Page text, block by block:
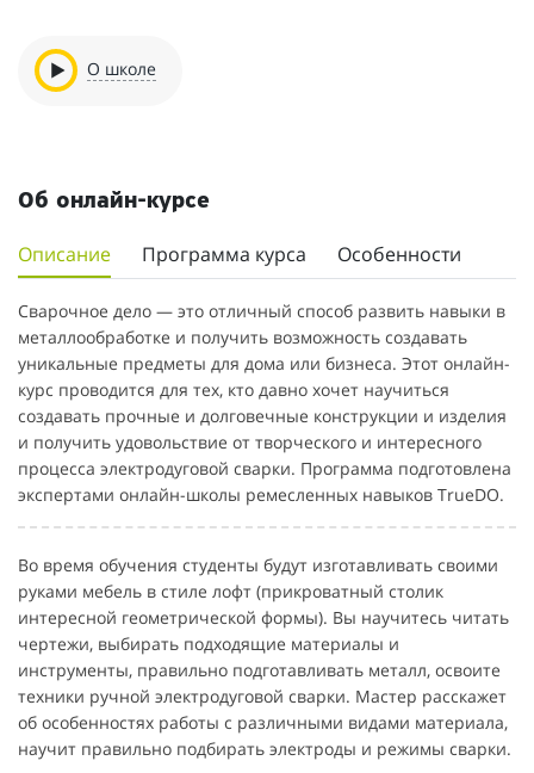
О школе
Об онлайн-курсе
Описание Программа курса Особенности
Сварочное дело — это отличный способ развить навыки в
металлообработке и получить возможность создавать
уникальные предметы для дома или бизнеса. Этот онлайн-
курс проводится для тех, кто давно хочет научиться
создавать прочные и долговечные конструкции и изделия
и получить удовольствие от творческого и интересного
процесса электродуговой сварки. Программа подготовлена
экспертами онлайн-школы ремесленных навыков TrueDO.
Во время обучения студенты будут изготавливать своими
руками мебель в стиле лофт (прикроватный столик
интересной геометрической формы). Вы научитесь читать
чертежи, выбирать подходящие материалы и
инструменты, правильно подготавливать металл, освоите
техники ручной электродуговой сварки. Мастер расскажет
об особенностях работы с различными видами материала,
научит правильно подбирать электроды и режимы сварки.